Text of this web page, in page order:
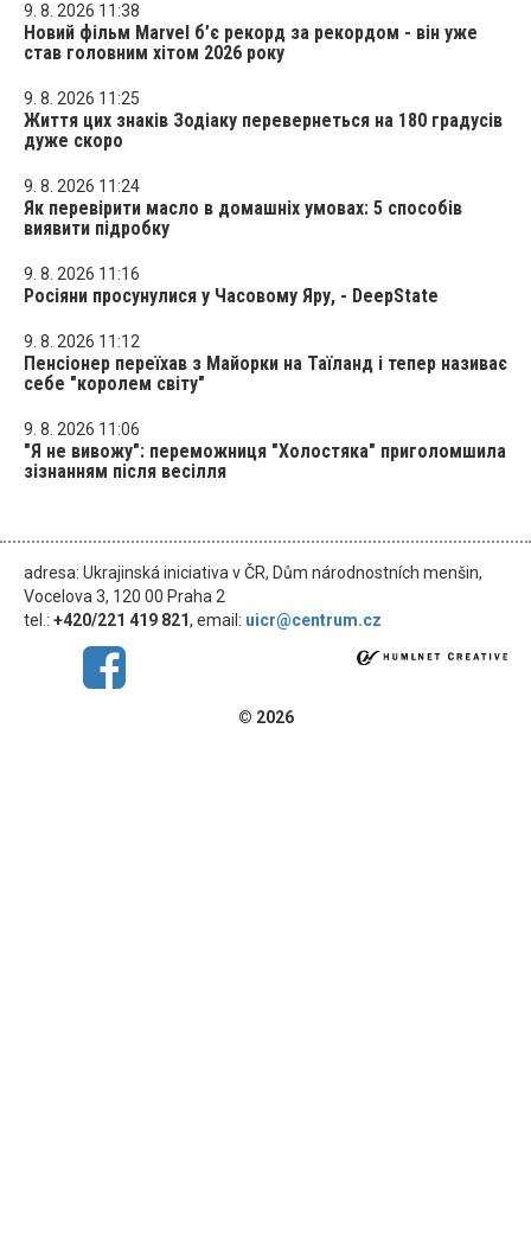
9. 8. 2026 11:38
Новий фільм Marvel б’є рекорд за рекордом - він уже
став головним хітом 2026 року
9. 8. 2026 11:25
Життя цих знаків Зодіаку перевернеться на 180 градусів
дуже скоро
9. 8. 2026 11:24
Як перевірити масло в домашніх умовах: 5 способів
виявити підробку
9. 8. 2026 11:16
Росіяни просунулися у Часовому Яру, - DeepState
9. 8. 2026 11:12
Пенсіонер переїхав з Майорки на Таїланд і тепер називає
себе "королем світу"
9. 8. 2026 11:06
"Я не вивожу": переможниця "Холостяка" приголомшила
зізнанням після весілля
adresa: Ukrajinská iniciativa v ČR, Dům národnostních menšin,
Vocelova 3, 120 00 Praha 2
tel.: +420/221 419 821, email: uicr@centrum.cz
© 2026